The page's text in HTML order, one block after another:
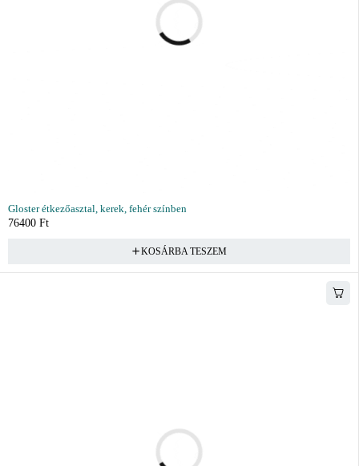
Gloster étkezőasztal, kerek, fehér színben
76400 Ft
KOSÁRBA TESZEM